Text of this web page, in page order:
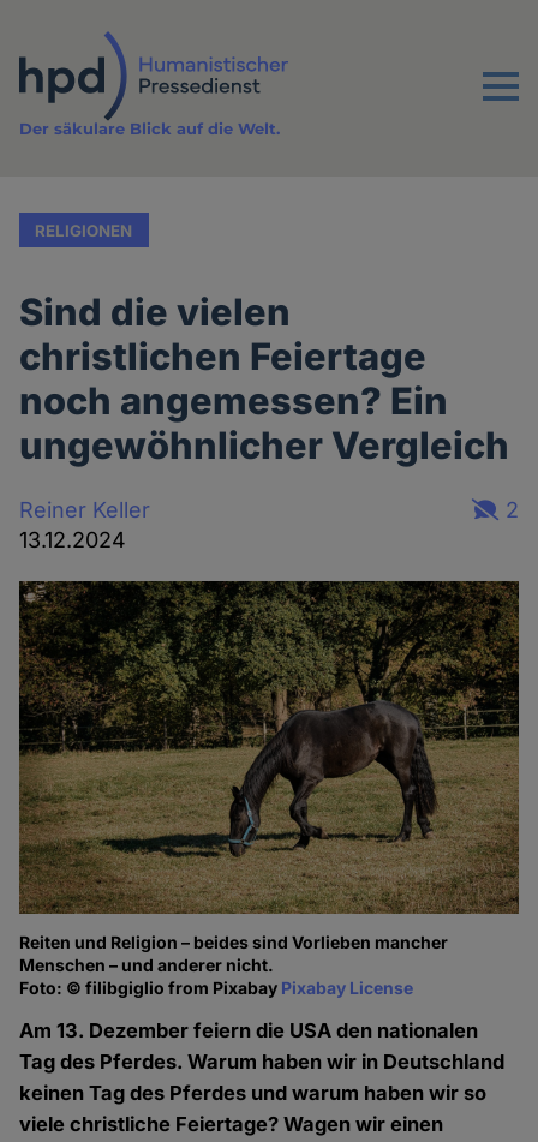
Inhalt
Menu
Der säkulare Blick auf die Welt.
RELIGIONEN
Sind die vielen
christlichen Feiertage
noch angemessen? Ein
ungewöhnlicher Vergleich
Reiner Keller
13.12.2024
2
Reiten und Religion – beides sind Vorlieben mancher
Menschen – und anderer nicht.
Foto: © filibgiglio from Pixabay Pixabay License
Am 13. Dezember feiern die USA den nationalen
Tag des Pferdes. Warum haben wir in Deutschland
keinen Tag des Pferdes und warum haben wir so
viele christliche Feiertage? Wagen wir einen